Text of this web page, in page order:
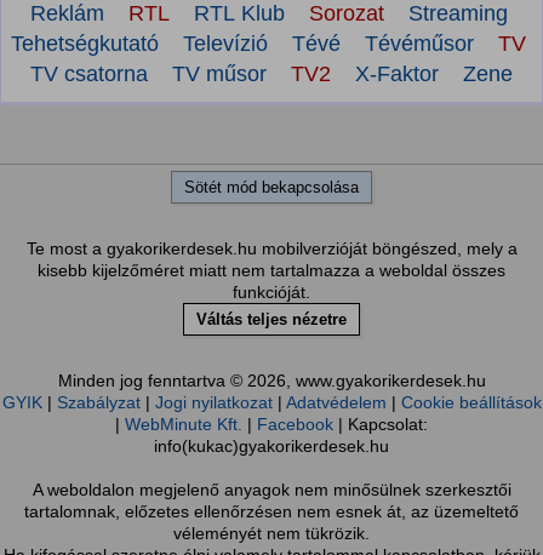
Reklám
RTL RTL Klub Sorozat
Streaming
Tehetségkutató
Televízió Tévé Tévéműsor
TV
TV csatorna
TV műsor TV2 X-Faktor Zene
Sötét mód bekapcsolása
Te most a gyakorikerdesek.hu mobilverzióját böngészed, mely a
kisebb kijelzőméret miatt nem tartalmazza a weboldal összes
funkcióját.
Váltás teljes nézetre
Minden jog fenntartva © 2026, www.gyakorikerdesek.hu
GYIK| Szabályzat| Jogi nyilatkozat| Adatvédelem | Cookie beállítások
| WebMinute Kft. | Facebook | Kapcsolat:
info(kukac)gyakorikerdesek.hu
A weboldalon megjelenő anyagok nem minősülnek szerkesztői
tartalomnak, előzetes ellenőrzésen nem esnek át, az üzemeltető
véleményét nem tükrözik.